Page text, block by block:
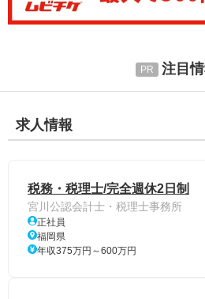
注目
求人情報
税務・税理士/完全週休2日制
宮川公認会計士・税理士事務所
正社員
福岡県
年収375万円～600万円